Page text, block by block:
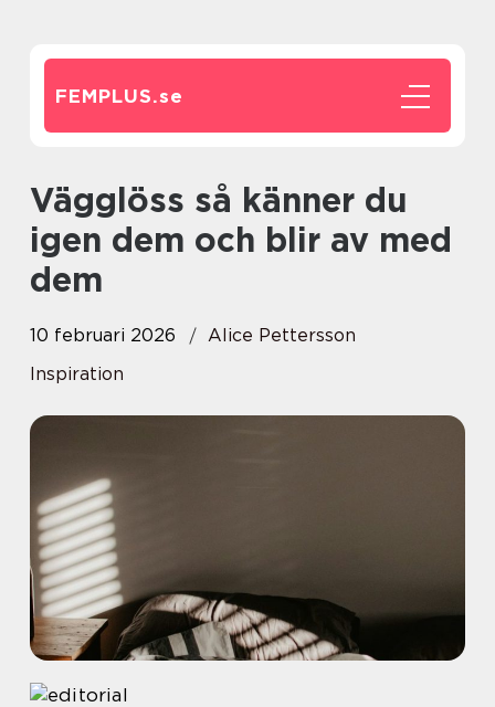
FEMPLUS.se
Vägglöss så känner du
igen dem och blir av med
dem
10 februari 2026
Alice Pettersson
Inspiration